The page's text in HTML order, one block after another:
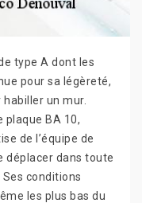
type A dont les
pour sa légèreté,
un mur.
plaque BA 10,
de l’équipe de
déplacer dans toute
Ses conditions
les plus bas du